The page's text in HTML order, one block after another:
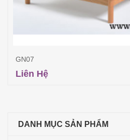
GN07
Liên Hệ
DANH MỤC SẢN PHẨM